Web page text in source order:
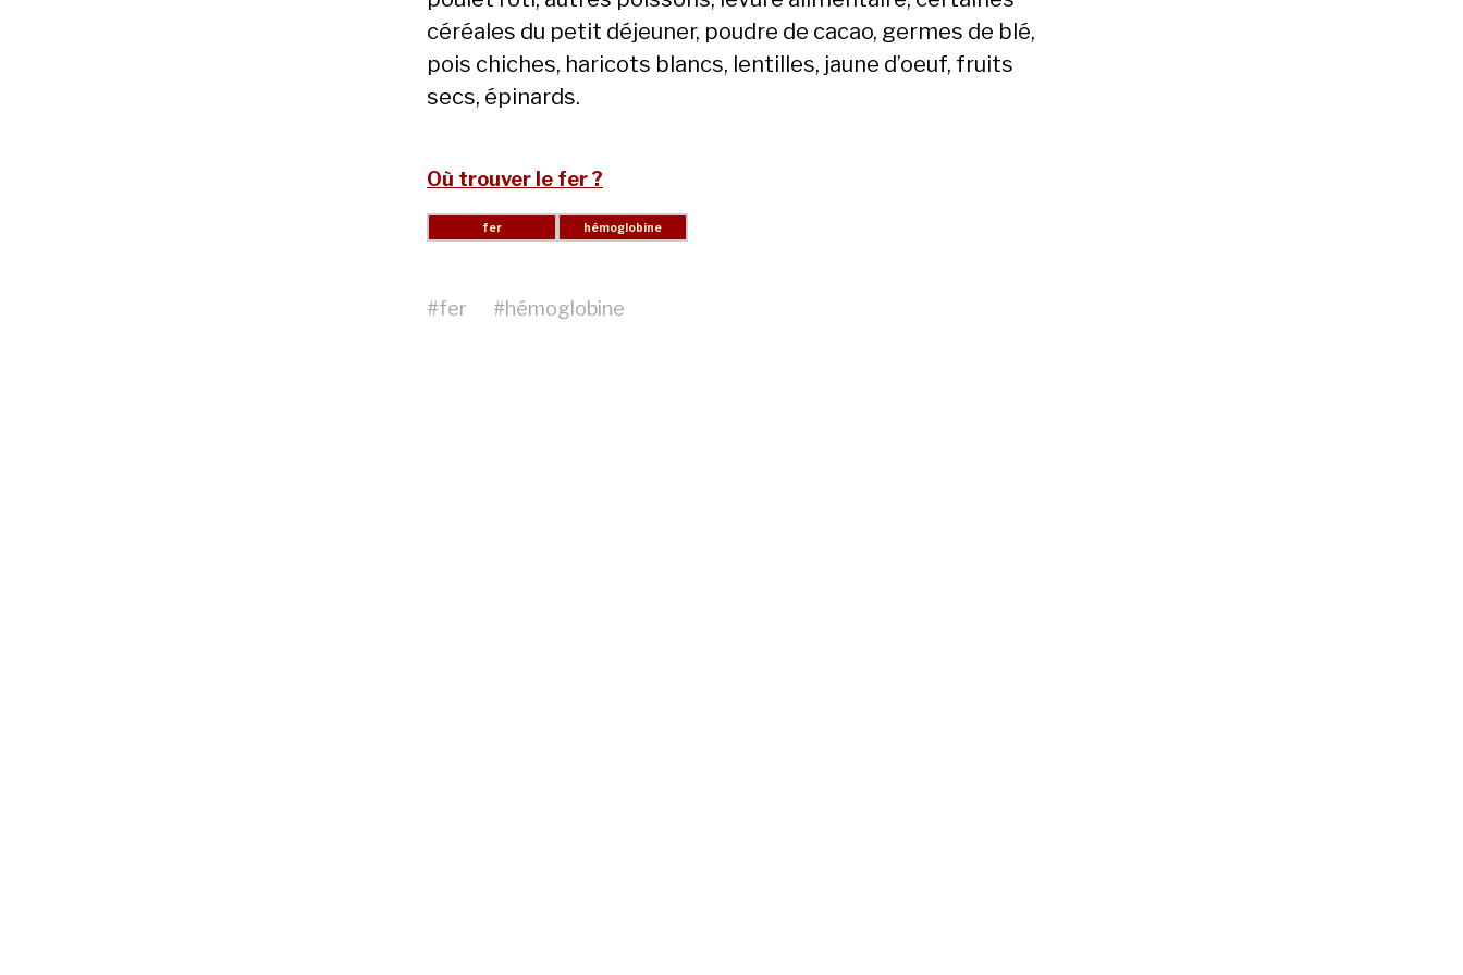
céréales du petit déjeuner, poudre de cacao, germes de blé,
pois chiches, haricots blancs, lentilles, jaune d’oeuf, fruits
secs, épinards.
Où trouver le fer ?
#fer #hémoglobine